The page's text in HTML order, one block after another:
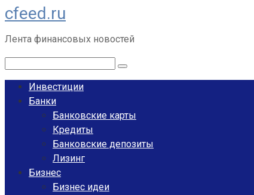
Перейти
к
контенту
cfeed.ru
Лента финансовых новостей
Инвестиции
Банки
Банковские карты
Кредиты
Банковские депозиты
Лизинг
Бизнес
Бизнес идеи